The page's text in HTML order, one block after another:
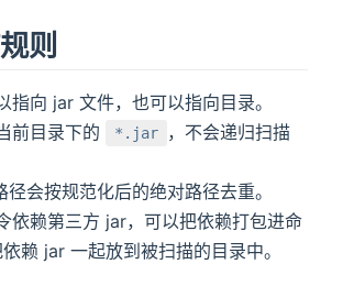
则
指向 jar 文件，也可以指向目录。
前目录下的
*.jar
，不会递归扫描
会按规范化后的绝对路径去重。
依赖第三方 jar，可以把依赖打包进命
赖 jar 一起放到被扫描的目录中。